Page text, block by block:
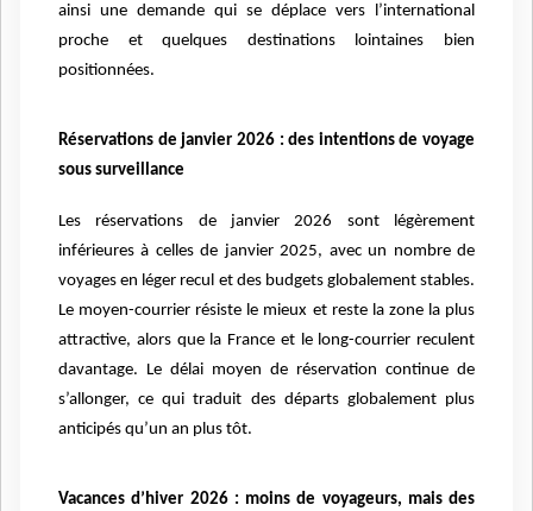
ainsi une demande qui se déplace vers l’international
proche et quelques destinations lointaines bien
positionnées.
Réservations de janvier 2026 : des intentions de voyage
sous surveillance
Les réservations de janvier 2026 sont légèrement
inférieures à celles de janvier 2025, avec un nombre de
voyages en léger recul et des budgets globalement stables.
Le moyen-courrier résiste le mieux et reste la zone la plus
attractive, alors que la France et le long-courrier reculent
davantage. Le délai moyen de réservation continue de
s’allonger, ce qui traduit des départs globalement plus
anticipés qu’un an plus tôt.
Vacances d’hiver 2026 : moins de voyageurs, mais des